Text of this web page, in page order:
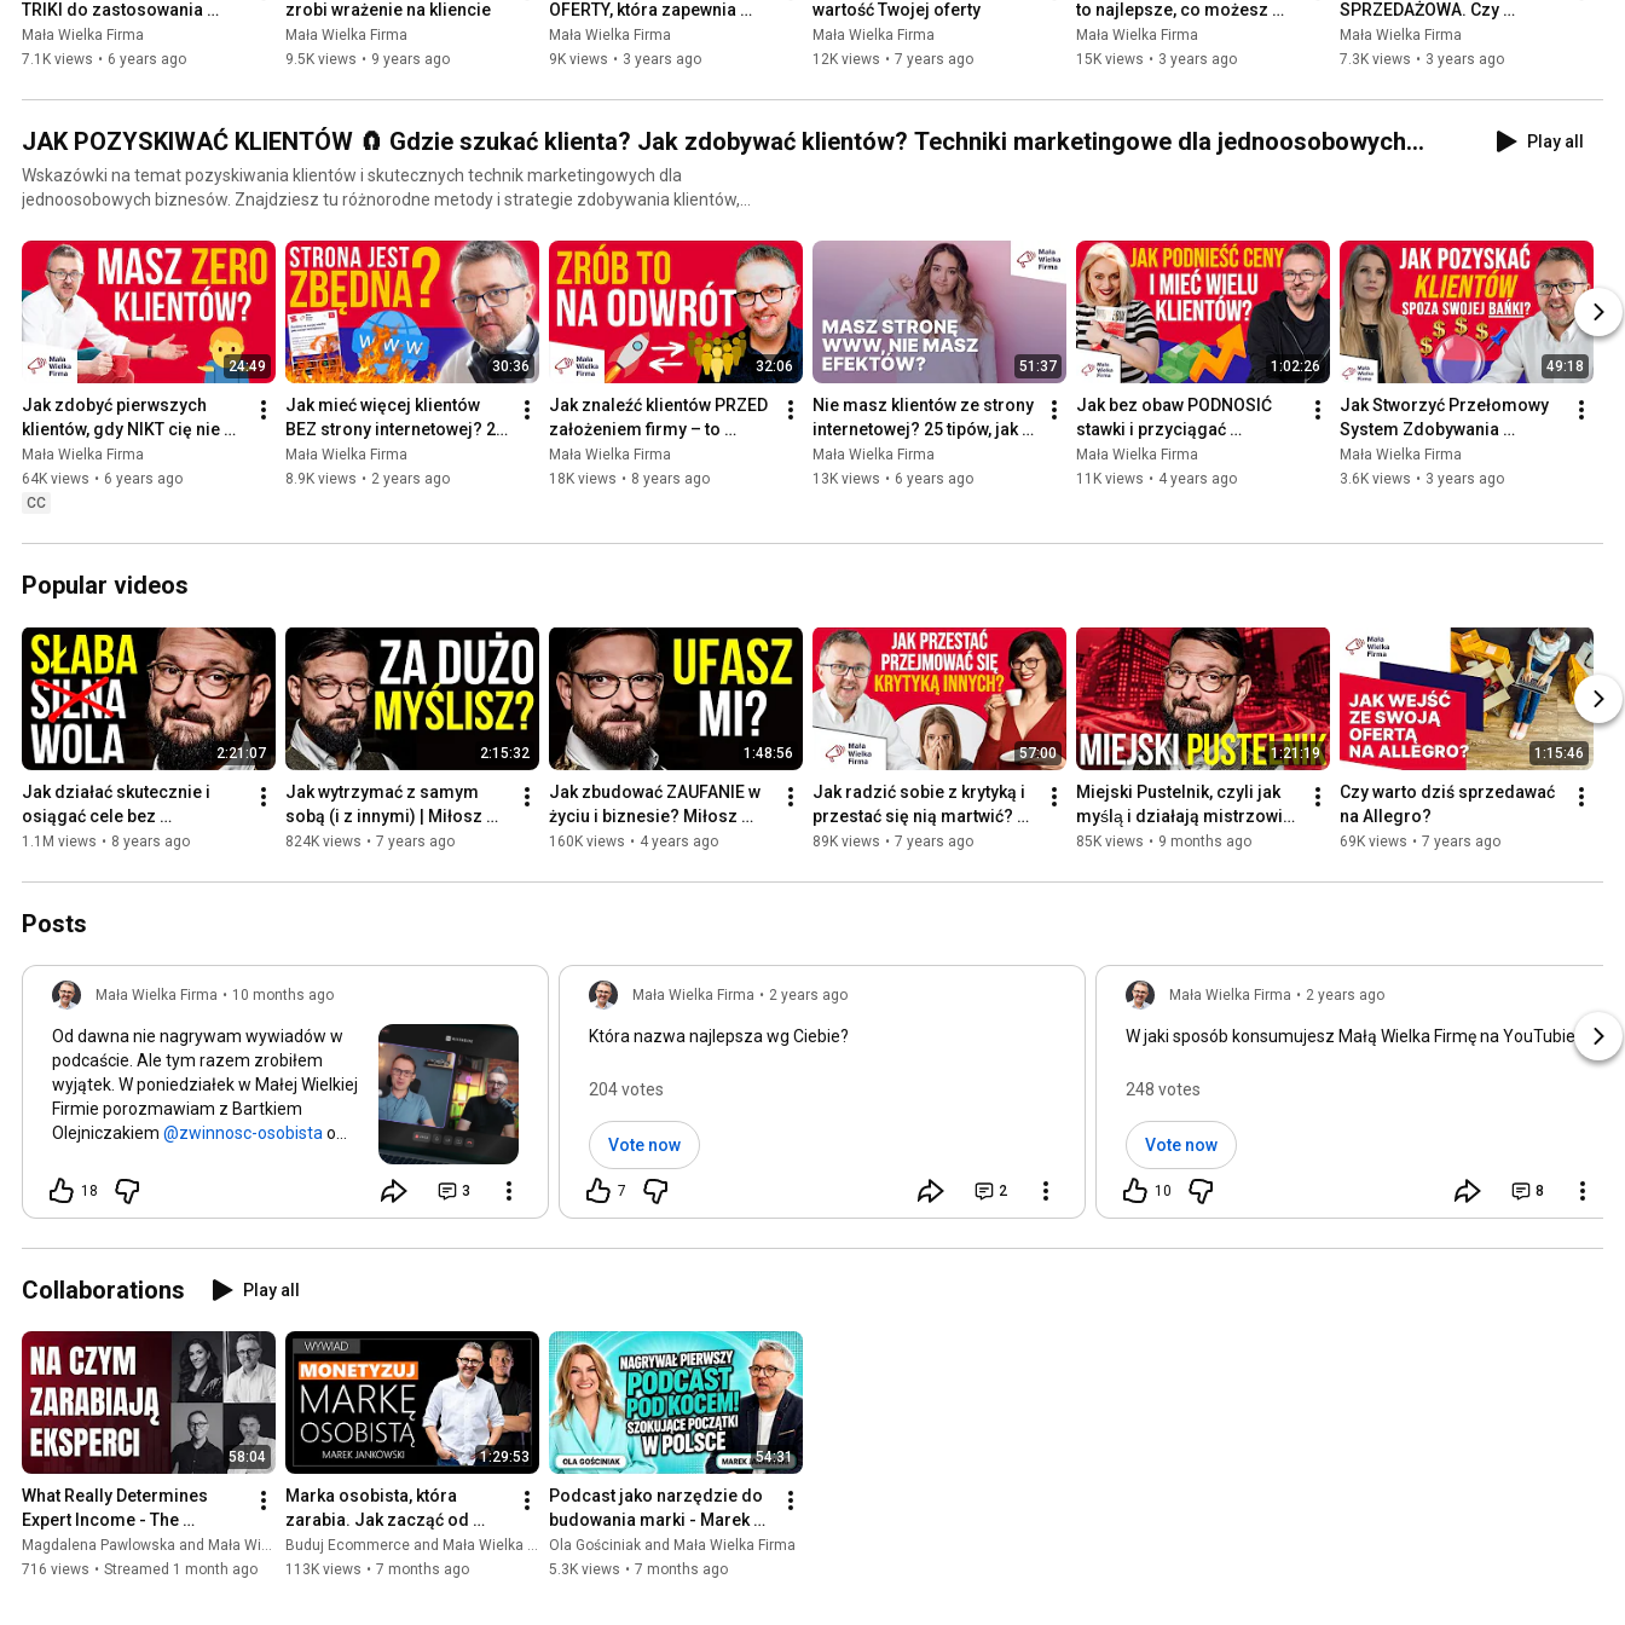
#markaosobista
#własnybiznes
#mwf
przekonać do zakupu i odnieść sukces w świecie sprzedaży. A jeżeli chcesz ułatwić sobie
tworzenie ofert, zajrzyj tutaj: https://sklep.malawielkafirma.pl/landing-ai/
TRIKI do zastosowania
już DZISIAJ
Mała Wielka Firma
7.1K views • 6 years ago
zrobi wrażenie na kliencie
Mała Wielka Firma
9.5K views • 9 years ago
OFERTY, która zapewnia
MASĘ KLIENTÓW! Dawid
Szajner
Mała Wielka Firma
9K views • 3 years ago
wartość Twojej oferty
Mała Wielka Firma
12K views • 7 years ago
to najlepsze, co możesz
zrobić w KRYZYSIE - Paweł
Tkaczyk
Mała Wielka Firma
15K views • 3 years ago
SPRZEDAŻOWA. Czy
popełniasz te BŁĘDY?
Krzysztof Bartnik
Mała Wielka Firma
7.3K views • 3 years ago
JAK POZYSKIWAĆ KLIENTÓW 🧲 Gdzie szukać klienta? Jak zdobywać klientów? Techniki marketingowe dla jednoosobowych
biznesów
Play all
Wskazówki na temat pozyskiwania klientów i skutecznych technik marketingowych dla
jednoosobowych biznesów. Znajdziesz tu różnorodne metody i strategie zdobywania klientów,
które pomogą Ci przyciągnąć uwagę potencjalnych klientów, nawet jeśli jesteś mało znany/a w
branży. Dowiesz się, jak skutecznie podnosić stawki swoich usług, jednocześnie przyciągając
nowych klientów. Jest tu również wiele porad dotyczących wykorzystania strony internetowej w
celu pozyskiwania klientów oraz budowania trwałych relacji biznesowych. W filmach z tej playlisty
znajdziesz praktyczne wskazówki dla specjalistów z różnych dziedzin: fotografów, księgowych,
szkoleniowców i nie tylko. Dowiesz się, jak szybko i łatwo zdobyć klientów w swojej branży.
Jeszcze więcej wskazówek, jak pozyskiwać klientów, znajdziesz w moim newsletterze:
https://l.soloprzedsiebiorca.pl/ytpl
24:49
Jak zdobyć pierwszych
klientów, gdy NIKT cię nie
zna? 10 sposobów
Mała Wielka Firma
64K views • 6 years ago
CC
30:36
Jak mieć więcej klientów
BEZ strony internetowej? 20
sposobów
Mała Wielka Firma
8.9K views • 2 years ago
32:06
Jak znaleźć klientów PRZED
założeniem firmy – to
ważne!
Mała Wielka Firma
18K views • 8 years ago
51:37
Nie masz klientów ze strony
internetowej? 25 tipów, jak to
zmienić
Mała Wielka Firma
13K views • 6 years ago
1:02:26
Jak bez obaw PODNOSIĆ
stawki i przyciągać
klientów? Kasia Iwanoska
Mała Wielka Firma
11K views • 4 years ago
49:18
Jak Stworzyć Przełomowy
System Zdobywania
NOWYCH KLIENTÓW? Audyt
Biznesu Moniki Suder
Mała Wielka Firma
3.6K views • 3 years ago
Popular videos
2:21:07
Jak działać skutecznie i
osiągać cele bez
rozpraszania się | Miłosz
1.1M views • 8 years ago
2:15:32
Jak wytrzymać z samym
sobą (i z innymi) | Miłosz
Brzeziński
824K views • 7 years ago
1:48:56
Jak zbudować ZAUFANIE w
życiu i biznesie? Miłosz
Brzeziński [odcinek
160K views • 4 years ago
57:00
Jak radzić sobie z krytyką i
przestać się nią martwić?
Arlena Witt
89K views • 7 years ago
1:21:19
Miejski Pustelnik, czyli jak
myślą i działają mistrzowie |
Miłosz Brzeziński
85K views • 9 months ago
1:15:46
Czy warto dziś sprzedawać
na Allegro?
69K views • 7 years ago
Posts
Mała Wielka Firma • 10 months ago
Od dawna nie nagrywam wywiadów w
podcaście. Ale tym razem zrobiłem
wyjątek. W poniedziałek w Małej Wielkiej
Firmie porozmawiam z Bartkiem
Olejniczakiem
o
sprzedawania. (Bartek ma bardzo
ciekawe doświadczenia w tym
klientów, nie mając wielkich zasięgów •
Czy budować karierę na tym, co
generuje dużo wyświetleń • Jakie
twórcą Wyszedł nam kapitalny materiał.
Do usłyszenia w poniedziałek! 🔥
18 3
Mała Wielka Firma • 2 years ago
Która nazwa najlepsza wg Ciebie?
204 votes
Vote now
7 2
Mała Wielka Firma • 2 years ago
W jaki sposób konsumujesz Małą Wielka Firmę na YouTubie?
248 votes
Vote now
10 8
Collaborations Play all
58:04
What Really Determines
Expert Income - The
Knowledge Economy in
Poland
Magdalena Pawlowska and Mała Wielka Firma
716 views • Streamed 1 month ago
1:29:53
Marka osobista, która
zarabia. Jak zacząć od
zera? | Marek Jankowski
Buduj Ecommerce and Mała Wielka Firma
113K views • 7 months ago
54:31
Podcast jako narzędzie do
budowania marki - Marek
Jankowski - Jestem
Interaktywna
Ola Gościniak and Mała Wielka Firma
5.3K views • 7 months ago